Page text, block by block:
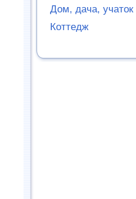
Дом, дача, учаток
Коттедж